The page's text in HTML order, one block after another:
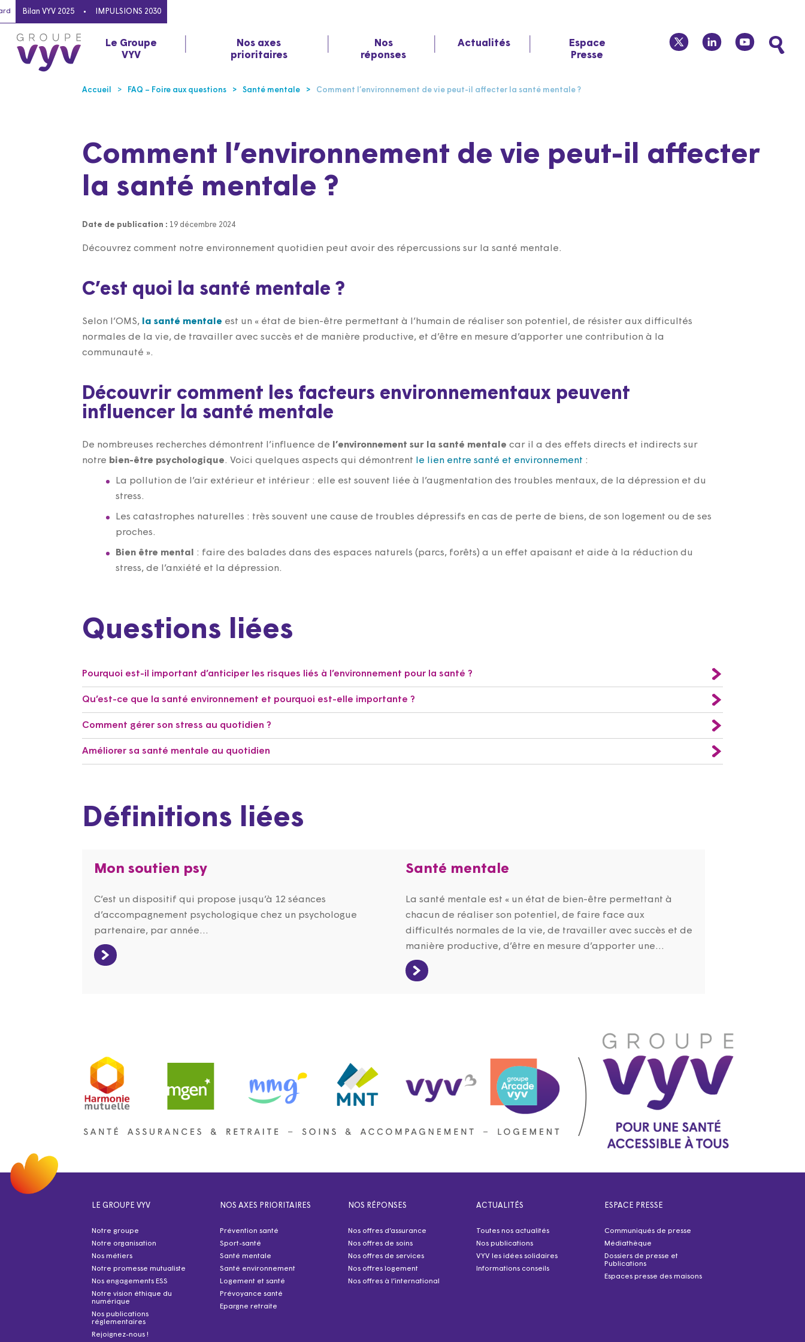
Bilan VYV 2025 IMPULSIONS 2030
Le Groupe
VYV
Nos axes
prioritaires
Nos
réponses
Actualités
Espace
Presse
twitter linkedin youtube
Accueil FAQ – Foire aux questions Santé mentale Comment l’environnement de vie peut-il affecter la santé mentale ?
Comment l’environnement de vie peut-il affecter
la santé mentale ?
Date de publication : 19 décembre 2024
Découvrez comment notre environnement quotidien peut avoir des répercussions sur la santé mentale.
C’est quoi la santé mentale ?
Selon l’OMS, la santé mentale est un « état de bien-être permettant à l’humain de réaliser son potentiel, de résister aux difficultés
normales de la vie, de travailler avec succès et de manière productive, et d’être en mesure d’apporter une contribution à la
communauté ».
Découvrir comment les facteurs environnementaux peuvent
influencer la santé mentale
De nombreuses recherches démontrent l’influence de l’environnement sur la santé mentale car il a des effets directs et indirects sur
notre bien-être psychologique. Voici quelques aspects qui démontrent le lien entre santé et environnement :
La pollution de l’air extérieur et intérieur : elle est souvent liée à l’augmentation des troubles mentaux, de la dépression et du
stress.
Les catastrophes naturelles : très souvent une cause de troubles dépressifs en cas de perte de biens, de son logement ou de ses
proches.
Bien être mental : faire des balades dans des espaces naturels (parcs, forêts) a un effet apaisant et aide à la réduction du
stress, de l’anxiété et la dépression.
Questions liées
Pourquoi est-il important d’anticiper les risques liés à l’environnement pour la santé ?
Qu’est-ce que la santé environnement et pourquoi est-elle importante ?
Comment gérer son stress au quotidien ?
Améliorer sa santé mentale au quotidien
Définitions liées
Mon soutien psy
C’est un dispositif qui propose jusqu’à 12 séances
d’accompagnement psychologique chez un psychologue
partenaire, par année...
Santé mentale
La santé mentale est « un état de bien-être permettant à
chacun de réaliser son potentiel, de faire face aux
difficultés normales de la vie, de travailler avec succès et de
manière productive, d’être en mesure d’apporter une...
LE GROUPE VYV
Notre groupe
Notre organisation
Nos métiers
Notre promesse mutualiste
Nos engagements ESS
Notre vision éthique du
numérique
Nos publications
réglementaires
Rejoignez-nous !
NOS AXES PRIORITAIRES
Prévention santé
Sport-santé
Santé mentale
Santé environnement
Logement et santé
Prévoyance santé
Epargne retraite
NOS RÉPONSES
Nos offres d’assurance
Nos offres de soins
Nos offres de services
Nos offres logement
Nos offres à l’international
ACTUALITÉS
Toutes nos actualités
Nos publications
VYV les idées solidaires
Informations conseils
ESPACE PRESSE
Communiqués de presse
Médiathèque
Dossiers de presse et
Publications
Espaces presse des maisons